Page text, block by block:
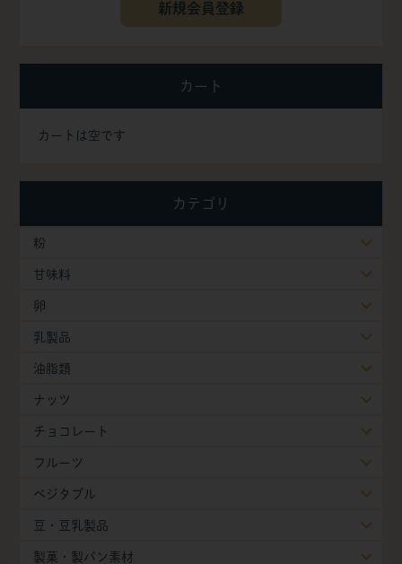
新規会員登録
カート
カートは空です
カテゴリ
粉
甘味料
卵
乳製品
油脂類
ナッツ
チョコレート
フルーツ
ベジタブル
豆・豆乳製品
製菓・製パン素材